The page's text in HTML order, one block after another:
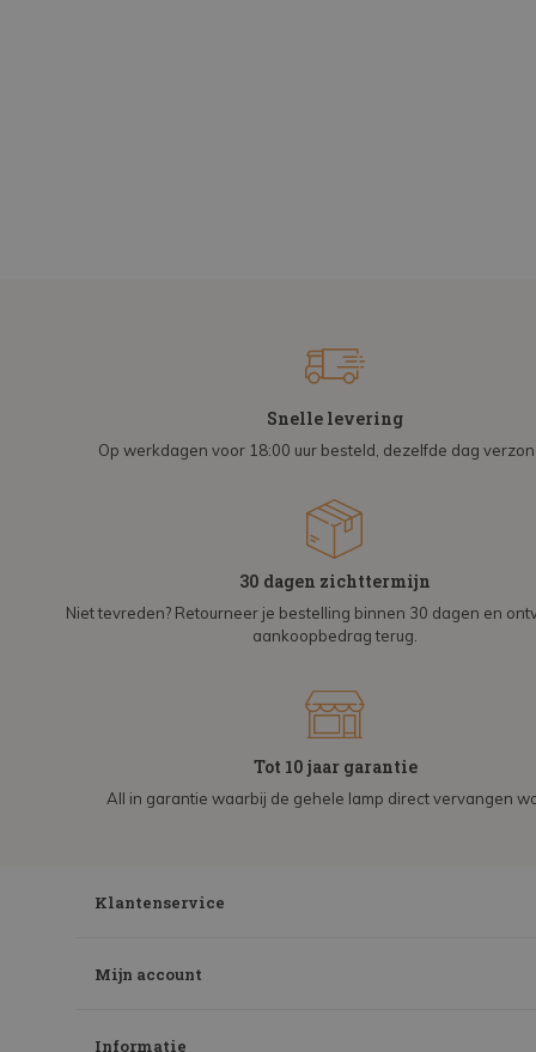
Snelle levering
Op werkdagen voor 18:00 uur besteld, dezelfde dag
30 dagen zichttermijn
Niet tevreden? Retourneer je bestelling binnen 30 dagen en
aankoopbedrag terug.
Tot 10 jaar garantie
All in garantie waarbij de gehele lamp direct vervangen
Klantenservice
Mijn account
Informatie